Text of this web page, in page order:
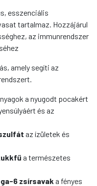
esszenciális
tartalmaz. Hozzájárul
az immunrendszer
amely segíti az
a nyugodt pocakért
és az
az ízületek és
a természetes
6 zsírsavak a fényes